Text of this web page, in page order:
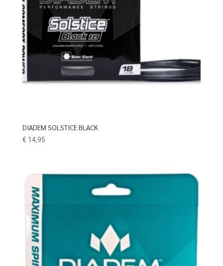
DIADEM SOLSTICE BLACK
€ 14,95